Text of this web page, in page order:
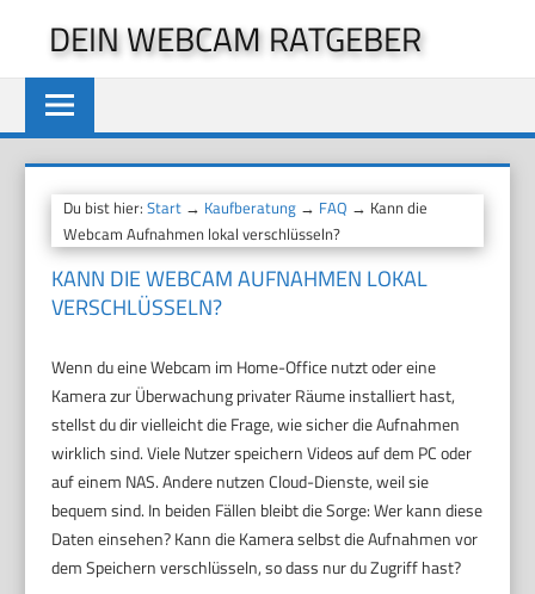
springen
DEIN WEBCAM RATGEBER
Du bist hier:Start → Kaufberatung → FAQ → Kann die
Webcam Aufnahmen lokal verschlüsseln?
KANN DIE WEBCAM AUFNAHMEN LOKAL
VERSCHLÜSSELN?
Wenn du eine Webcam im Home-Office nutzt oder eine
Kamera zur Überwachung privater Räume installiert hast,
stellst du dir vielleicht die Frage, wie sicher die Aufnahmen
wirklich sind. Viele Nutzer speichern Videos auf dem PC oder
auf einem NAS. Andere nutzen Cloud-Dienste, weil sie
bequem sind. In beiden Fällen bleibt die Sorge: Wer kann diese
Daten einsehen? Kann die Kamera selbst die Aufnahmen vor
dem Speichern verschlüsseln, so dass nur du Zugriff hast?